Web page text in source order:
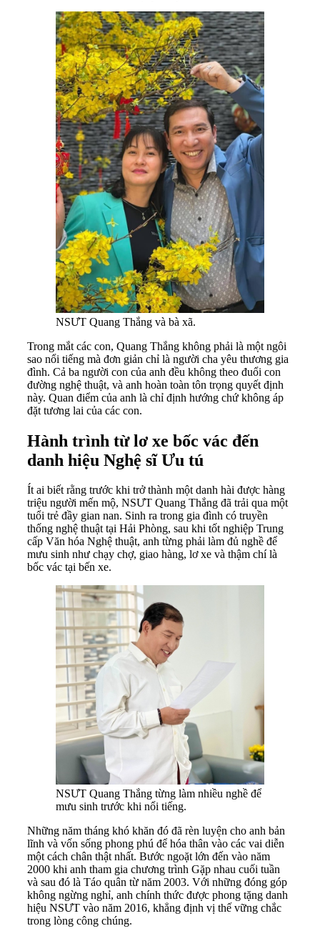
NSƯT Quang Thắng và bà xã.
Trong mắt các con, Quang Thắng không phải là một ngôi
sao nổi tiếng mà đơn giản chỉ là người cha yêu thương gia
đình. Cả ba người con của anh đều không theo đuổi con
đường nghệ thuật, và anh hoàn toàn tôn trọng quyết định
này. Quan điểm của anh là chỉ định hướng chứ không áp
đặt tương lai của các con.
Hành trình từ lơ xe bốc vác đến
danh hiệu Nghệ sĩ Ưu tú
Ít ai biết rằng trước khi trở thành một danh hài được hàng
triệu người mến mộ, NSƯT Quang Thắng đã trải qua một
tuổi trẻ đầy gian nan. Sinh ra trong gia đình có truyền
thống nghệ thuật tại Hải Phòng, sau khi tốt nghiệp Trung
cấp Văn hóa Nghệ thuật, anh từng phải làm đủ nghề để
mưu sinh như chạy chợ, giao hàng, lơ xe và thậm chí là
bốc vác tại bến xe.
NSƯT Quang Thắng từng làm nhiều nghề để
mưu sinh trước khi nổi tiếng.
Những năm tháng khó khăn đó đã rèn luyện cho anh bản
lĩnh và vốn sống phong phú để hóa thân vào các vai diễn
một cách chân thật nhất. Bước ngoặt lớn đến vào năm
2000 khi anh tham gia chương trình Gặp nhau cuối tuần
và sau đó là Táo quân từ năm 2003. Với những đóng góp
không ngừng nghỉ, anh chính thức được phong tặng danh
hiệu NSƯT vào năm 2016, khẳng định vị thế vững chắc
trong lòng công chúng.